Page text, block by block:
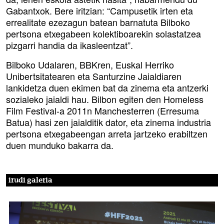
Gabantxok. Bere iritzian: “Campusetik irten eta
errealitate ezezagun batean barnatuta Bilboko
pertsona etxegabeen kolektiboarekin solastatzea
pizgarri handia da ikasleentzat”.
Bilboko Udalaren, BBKren, Euskal Herriko
Unibertsitatearen eta Santurzine Jaialdiaren
lankidetza duen ekimen bat da zinema eta antzerki
sozialeko jaialdi hau. Bilbon egiten den Homeless
Film Festival-a 2011n Manchesterren (Erresuma
Batua) hasi zen jaialditik dator, eta zinema industria
pertsona etxegabeengan arreta jartzeko erabiltzen
duen munduko bakarra da.
irudi galeria